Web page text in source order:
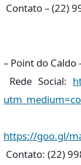
Contato – (22)
– Point do Caldo
Rede Social:
https://goo.gl/
Contato: (22)